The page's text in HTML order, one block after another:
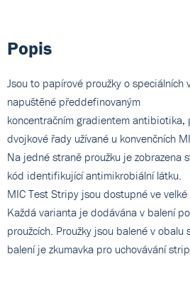
Popis
Jsou to papírové proužky o speciálních
napuštěné předdefinovaným
koncentračním gradientem antibiotika,
dvojkové řady užívané u konvenčních
Na jedné straně proužku je zobrazena
kód identifikující antimikrobiální látku.
MIC Test Stripy jsou dostupné ve
Každá varianta je dodávána v balení
proužcích. Proužky jsou balené v
balení je zkumavka pro uchovávání